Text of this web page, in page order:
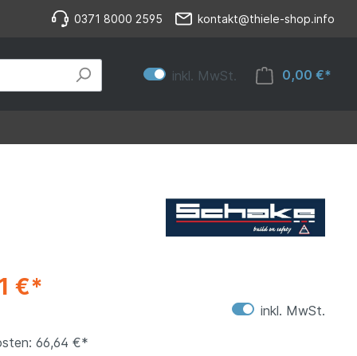
0371 8000 2595 kontakt@thiele-shop.info
inkl. MwSt. 0,00 €*
€*
inkl. MwSt.
66,64 €*